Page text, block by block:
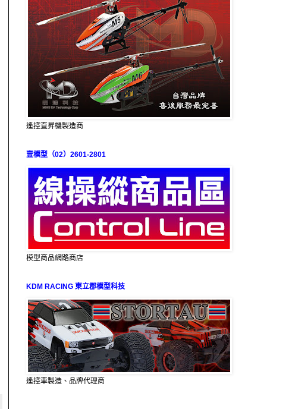
遙控直昇機製造商
壹模型（02）2601-2801
模型商品網路商店
KDM RACING 東立郡模型科技
遙控車製造、品牌代理商